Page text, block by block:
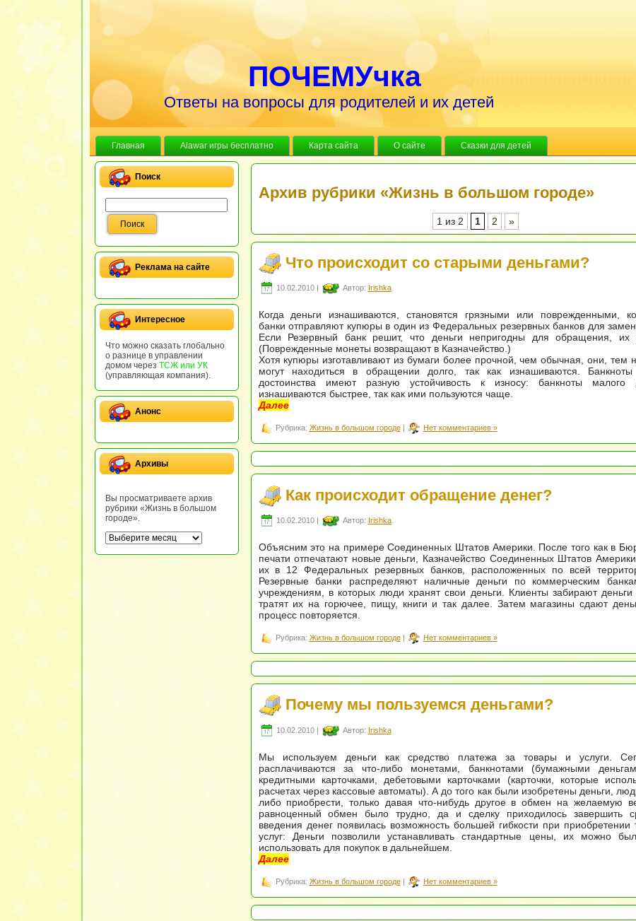
ПОЧЕМУчка
Ответы на вопросы для родителей и их детей
Главная Alawar игры бесплатно Карта сайта О сайте Сказки для детей
Поиск
Реклама на сайте
Интересное
Что можно сказать глобально
о разнице в управлении
домом через ТСЖ или УК
(управляющая компания).
Анонс
Архивы
Вы просматриваете архив
рубрики «Жизнь в большом
городе».
Архив рубрики «Жизнь в большом городе»
1 из 2 1 2 »
Что происходит со старыми деньгами?
10.02.2010 | Автор: Irishka
Когда деньги изнашиваются, становятся грязными или поврежденными,
банки отправляют купюры в один из Федеральных резервных банков для
Если Резервный банк решит, что деньги непригодны для обращения, их
(Поврежденные монеты возвращают в Казначейство.)
Хотя купюры изготавливают из бумаги более прочной, чем обычная, они, тем
могут находиться в обращении долго, так как изнашиваются. Банкноты
достоинства имеют разную устойчивость к износу: банкноты малого
изнашиваются быстрее, так как ими пользуются чаще.
Далее
Рубрика: Жизнь в большом городе| Нет комментариев »
Как происходит обращение денег?
10.02.2010 | Автор: Irishka
Объясним это на примере Соединенных Штатов Америки. После того как в
печати отпечатают новые деньги, Казначейство Соединенных Штатов
их в 12 Федеральных резервных банков, расположенных по всей
Резервные банки распределяют наличные деньги по коммерческим
учреждениям, в которых люди хранят свои деньги. Клиенты забирают деньги
тратят их на горючее, пищу, книги и так далее. Затем магазины сдают
процесс повторяется.
Рубрика: Жизнь в большом городе| Нет комментариев »
Почему мы пользуемся деньгами?
10.02.2010 | Автор: Irishka
Мы используем деньги как средство платежа за товары и услуги.
расплачиваются за что-либо монетами, банкнотами (бумажными
кредитными карточками, дебетовыми карточками (карточки, которые
расчетах через кассовые автоматы). А до того как были изобретены деньги,
либо приобрести, только давая что-нибудь другое в обмен на желаемую
равноценный обмен было трудно, да и сделку приходилось завершить
введения денег появилась возможность большей гибкости при приобретении
услуг: Деньги позволили устанавливать стандартные цены, их можно
использовать для покупок в дальнейшем.
Далее
Рубрика: Жизнь в большом городе| Нет комментариев »